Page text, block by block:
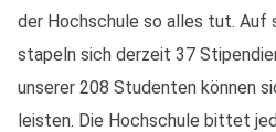
der Hochschule so alles tut. Auf
stapeln sich derzeit 37
unserer 208 Studenten können
leisten. Die Hochschule bittet